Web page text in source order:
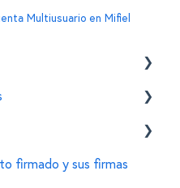
Multiusuario en Mifiel
usando la e.firma en
de un documento
firmado y sus firmas